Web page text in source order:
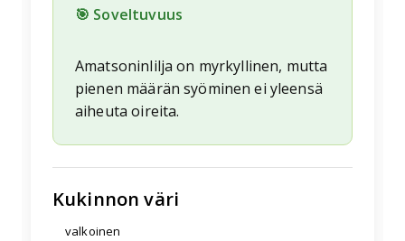
🎯 Soveltuvuus
Amatsoninlilja on myrkyllinen, mutta
pienen määrän syöminen ei yleensä
aiheuta oireita.
Kukinnon väri
valkoinen